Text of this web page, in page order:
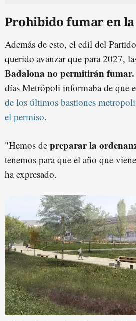
Prohibido fumar en la
Además de esto, el edil del
querido avanzar que para 2027,
Badalona no permitirán fumar.
días Metrópoli informaba de que
de los últimos bastiones
el permiso.
"Hemos de preparar la
tenemos para que el año que
ha expresado.